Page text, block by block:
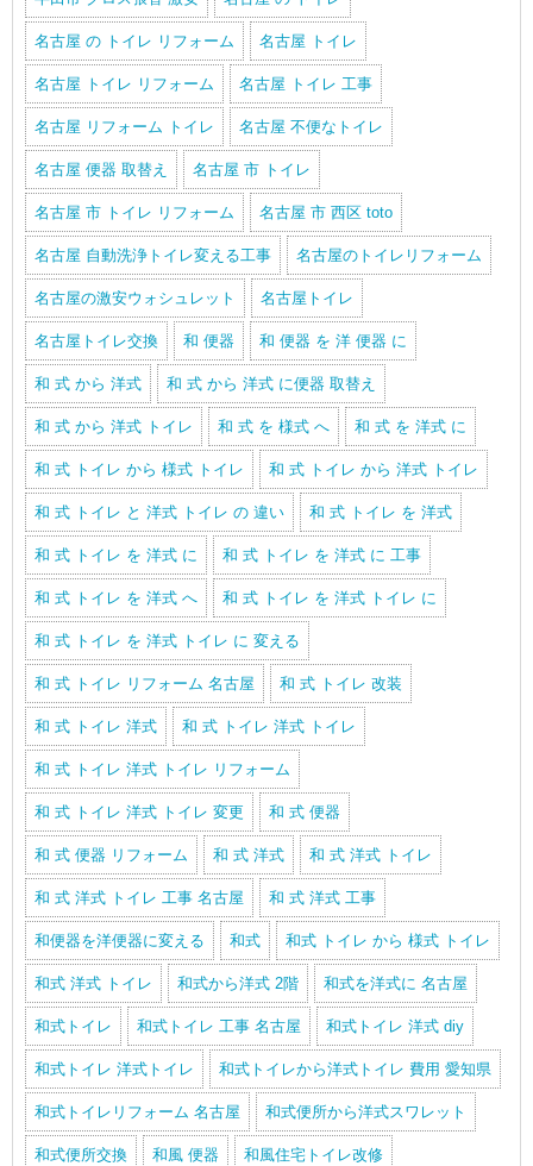
名古屋 の トイレ リフォーム 名古屋 トイレ
名古屋 トイレ リフォーム 名古屋 トイレ 工事
名古屋 リフォーム トイレ 名古屋 不便なトイレ
名古屋 便器 取替え 名古屋 市 トイレ
名古屋 市 トイレ リフォーム 名古屋 市 西区 toto
名古屋 自動洗浄トイレ変える工事 名古屋のトイレリフォーム
名古屋の激安ウォシュレット 名古屋トイレ
名古屋トイレ交換 和 便器 和 便器 を 洋 便器 に
和 式 から 洋式 和 式 から 洋式 に便器 取替え
和 式 から 洋式 トイレ 和 式 を 様式 へ 和 式 を 洋式 に
和 式 トイレ から 様式 トイレ 和 式 トイレ から 洋式 トイレ
和 式 トイレ と 洋式 トイレ の 違い 和 式 トイレ を 洋式
和 式 トイレ を 洋式 に 和 式 トイレ を 洋式 に 工事
和 式 トイレ を 洋式 へ 和 式 トイレ を 洋式 トイレ に
和 式 トイレ を 洋式 トイレ に 変える
和 式 トイレ リフォーム 名古屋 和 式 トイレ 改装
和 式 トイレ 洋式 和 式 トイレ 洋式 トイレ
和 式 トイレ 洋式 トイレ リフォーム
和 式 トイレ 洋式 トイレ 変更 和 式 便器
和 式 便器 リフォーム 和 式 洋式 和 式 洋式 トイレ
和 式 洋式 トイレ 工事 名古屋 和 式 洋式 工事
和便器を洋便器に変える 和式 和式 トイレ から 様式 トイレ
和式 洋式 トイレ 和式から洋式 2階 和式を洋式に 名古屋
和式トイレ 和式トイレ 工事 名古屋 和式トイレ 洋式 diy
和式トイレ 洋式トイレ 和式トイレから洋式トイレ 費用 愛知県
和式トイレリフォーム 名古屋 和式便所から洋式スワレット
和式便所交換 和風 便器 和風住宅トイレ改修